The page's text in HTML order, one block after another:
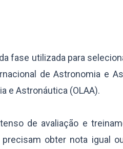
fase utilizada para
de Astronomia e
e Astronáutica (OLAA).
de avaliação e
obter nota igual